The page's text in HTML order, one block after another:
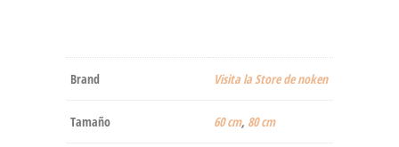
Brand Visita la Store de noken
Tamaño 60 cm, 80 cm